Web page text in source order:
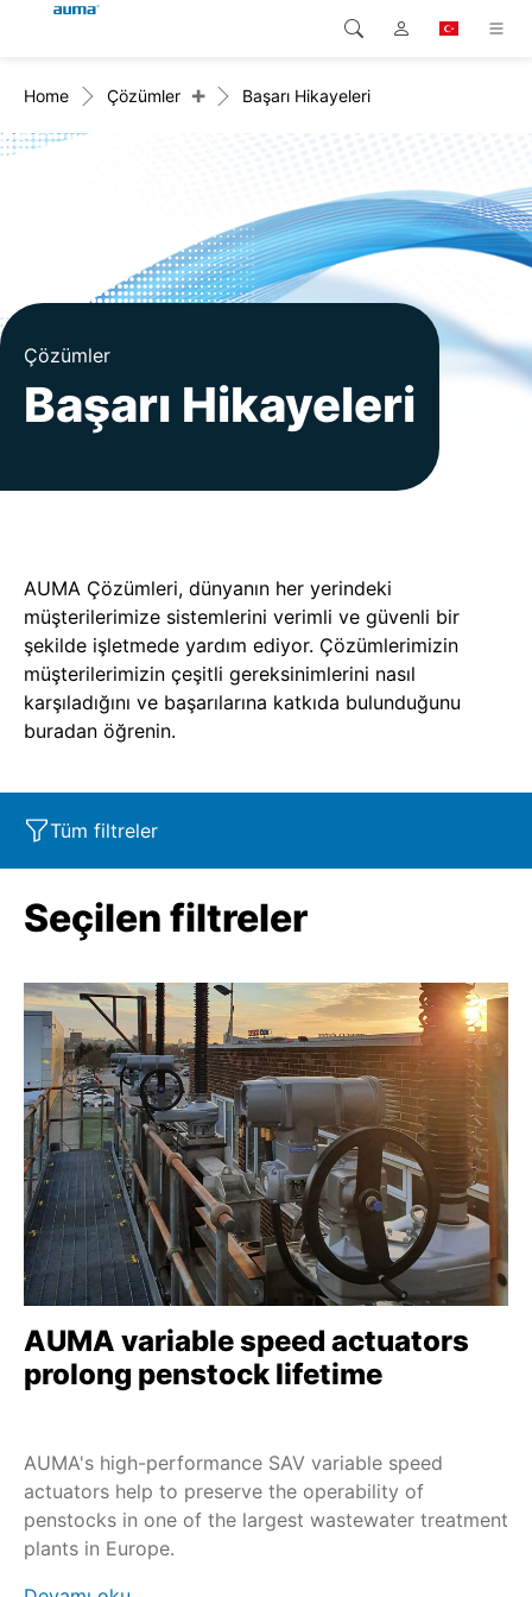
Ürünler
Şirketler
İrtibat kurulacak kişi
Global
Asya ve Pasifik
Kuzey Amerika
Arama
Home Çözümler + Başarı Hikayeleri
Çözümler
Başarı Hikayeleri
AUMA Çözümleri, dünyanın her yerindeki
müşterilerimize sistemlerini verimli ve güvenli bir
şekilde işletmede yardım ediyor. Çözümlerimizin
müşterilerimizin çeşitli gereksinimlerini nasıl
karşıladığını ve başarılarına katkıda bulunduğunu
buradan öğrenin.
Tüm filtreler
Pazar segmenti
Industry
Marine
Oil & Gas
Power
WaterSu
Nuclear
Özellikler
SIL
Corrosion protection
Service - Retrofit
Explosion protection
Service - Field services
Service - Maintenance
Extreme temperatures
Sustainability
Service - all services
Profinet
Profibus DP
Ürün
SAR
SAV
SA ve LE
PROFOX-M
SA ve GHT
SA ve GK
SAR-UW
SAEx
SAVEx
SVM/SVMR
TIGRON-M
Seçilen filtreler
AUMA variable speed actuators
prolong penstock lifetime
AUMA's high-performance SAV variable speed
actuators help to preserve the operability of
penstocks in one of the largest wastewater treatment
plants in Europe.